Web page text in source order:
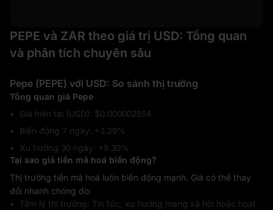
PEPE và ZAR theo giá trị USD: Tổng quan
và phân tích chuyên sâu
Pepe (PEPE) với USD: So sánh thị trường
Tổng quan giá Pepe
Giá hiện tại (USD): $0.000002854
Biến động 7 ngày: ‎+3.29%
Xu hướng 30 ngày: ‎+9.30%
Tại sao giá tiền mã hoá biến động?
Thị trường tiền mã hoá luôn biến động mạnh. Giá có thể thay
đổi nhanh chóng do:
Tâm lý thị trường: Tin tức, xu hướng mạng xã hội hoặc hoạt